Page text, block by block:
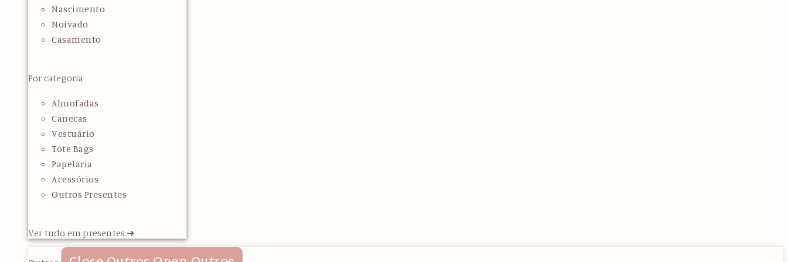
Nascimento
Noivado
Casamento
Por categoria
Almofadas
Canecas
Vestuário
Tote Bags
Papelaria
Acessórios
Outros Presentes
Ver tudo em presentes ➜